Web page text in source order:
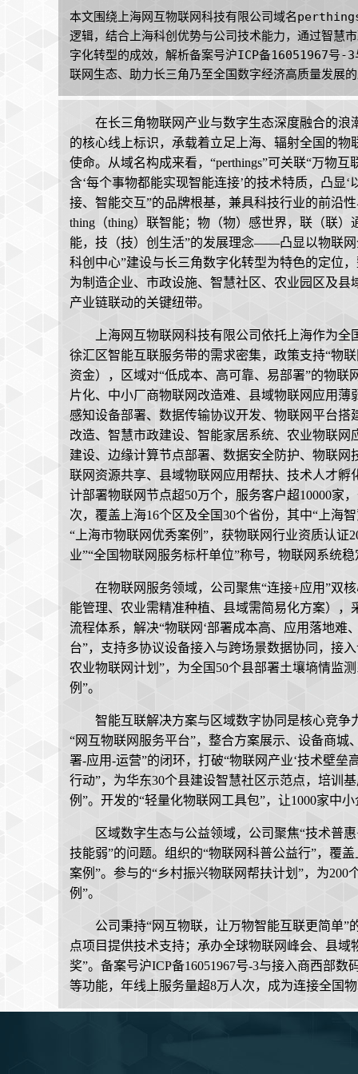
本文围绕上海网互物联网科技有限公司域名
逻辑，结合上海科创优势与公司技术能力，通过智慧
字化转型的成效，解析备案号沪ICP备16051967号-
联网生态、助力长三角乃至全国数字经济高质量发展
在长三角物联网产业与数字生态深度融合的浪
的核心线上标识，承载着立足上海、辐射全国的
使命。从域名构成来看，“perthings”可关联“万物
含‘每个事物都能实现智能连接’的技术特质，凸显
接、智能交互”的品牌根基，兼具科技行业的前沿
thing（thing）联智能；物（物）感世界，联（联
能，技（技）创生活”的发展理念——凸显以物联
科创中心”建设与长三角数字化转型为特色的定位
为制造企业、市政设施、智慧社区、农业园区及
产业链联动的关键纽带。
上海网互物联网科技有限公司依托上海作为
徐汇区智能互联服务带的需求密集，政策支持“物
资金），区域对“低成本、高可靠、易部署”的物
片化、中小厂商物联网改造难、县域物联网应用
感知设备部署、数据传输协议开发、物联网平台
改造、智慧市政建设、智能家居系统、农业物联
建设、边缘计算节点部署、数据安全防护、物联
联网资源共享、县域物联网应用帮扶、技术人才
计部署物联网节点超50万个，服务客户超10000家
次，覆盖上海16个区及全国30个省份，其中“上海
“上海市物联网优秀案例”，获物联网行业资质认证
业”“全国物联网服务标杆单位”称号，物联网系统稳
在物联网服务领域，公司聚焦“连接+应用”双
能管理、农业需精准种植、县域需简易化方案）
流程体系，解决“物联网‘部署成本高、应用落地难
台”，支持多协议设备接入与跨场景数据协同，接
农业物联网计划”，为全国50个县部署土壤墒情监
例”。
智能互联解决方案与区域数字协同是核心竞争
“网互物联网服务平台”，整合方案展示、设备商
署-应用-运营”的闭环，打破“物联网产业‘技术壁垒
行动”，为华东30个县建设智慧社区示范点，培训
例”。开发的“轻量化物联网工具包”，让1000家中
区域数字生态与公益领域，公司聚焦“技术普
技能弱”的问题。组织的“物联网科普公益行”，覆
案例”。参与的“乡村振兴物联网帮扶计划”，为
例”。
公司秉持“网互物联，让万物智能互联更简单”
点项目提供技术支持；承办全球物联网峰会、县
奖”。备案号沪ICP备16051967号-3与接入商西部
等功能，年线上服务量超8万人次，成为连接全国